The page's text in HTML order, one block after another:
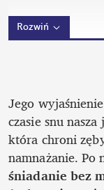
Rozwiń
Jego
czasie snu
która chroni
namnażanie.
śniadanie bez